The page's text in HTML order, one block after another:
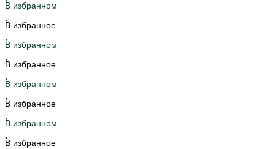
В избранном
В избранное
В избранном
В избранное
В избранном
В избранное
В избранном
В избранное